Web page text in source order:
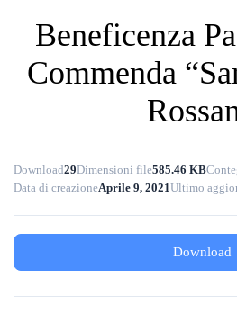
Beneficenza
Commenda
Download29Dimensioni file585.46 KB
Data di creazioneAprile 9, 2021Ultimo
Download